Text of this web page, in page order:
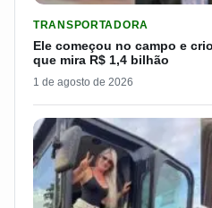
TRANSPORTADORA
Ele começou no campo e
que mira R$ 1,4 bilhão
1 de agosto de 2026